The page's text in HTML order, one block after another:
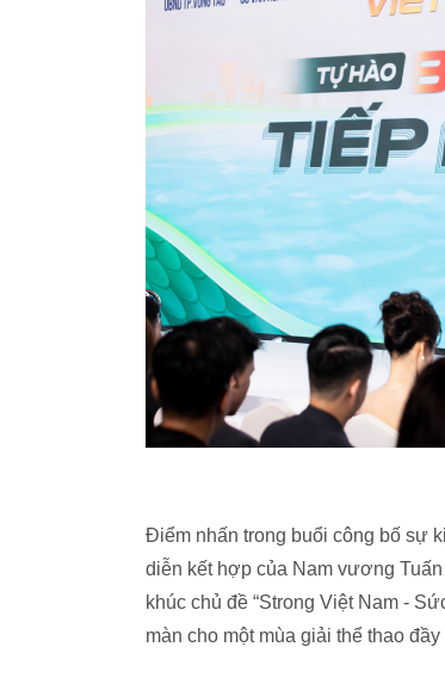
Điểm nhấn trong buổi công bố sự
diễn kết hợp của Nam vương
khúc chủ đề “Strong Việt Nam -
màn cho một mùa giải thể thao